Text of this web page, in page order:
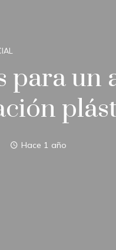
para un
Hace 1 año